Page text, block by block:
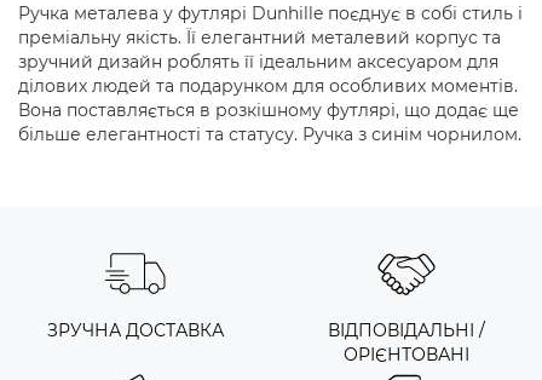
Ручка металева у футлярі Dunhille поєднує в собі стиль і
преміальну якість. Її елегантний металевий корпус та
зручний дизайн роблять її ідеальним аксесуаром для
ділових людей та подарунком для особливих моментів.
Вона поставляється в розкішному футлярі, що додає ще
більше елегантності та статусу. Ручка з синім чорнилом.
ЗРУЧНА ДОСТАВКА
ВІДПОВІДАЛЬНІ /
ОРІЄНТОВАНІ